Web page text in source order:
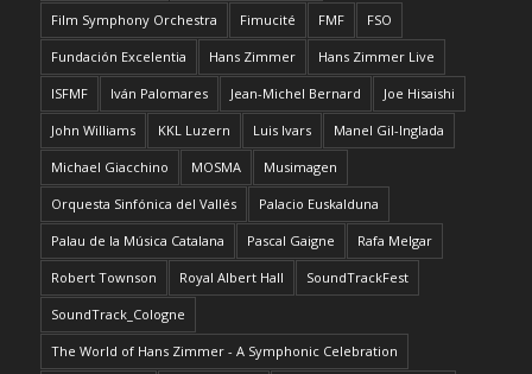
Film Symphony Orchestra Fimucité FMF FSO
Fundación Excelentia Hans Zimmer Hans Zimmer Live
ISFMF Iván Palomares Jean-Michel Bernard Joe Hisaishi
John Williams KKL Luzern Luis Ivars Manel Gil-Inglada
Michael Giacchino MOSMA Musimagen
Orquesta Sinfónica del Vallés Palacio Euskalduna
Palau de la Música Catalana Pascal Gaigne Rafa Melgar
Robert Townson Royal Albert Hall SoundTrackFest
SoundTrack_Cologne
The World of Hans Zimmer - A Symphonic Celebration